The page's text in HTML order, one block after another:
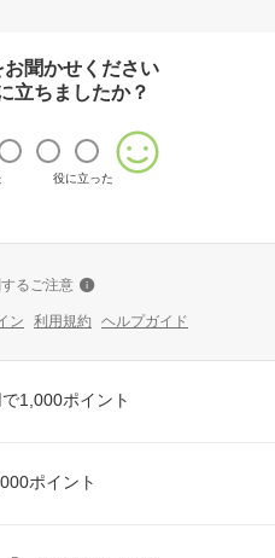
聞かせください
立ちましたか？
役に立った
るご注意
ン 利用規約 ヘルプガイド
1,000ポイント
ポイント